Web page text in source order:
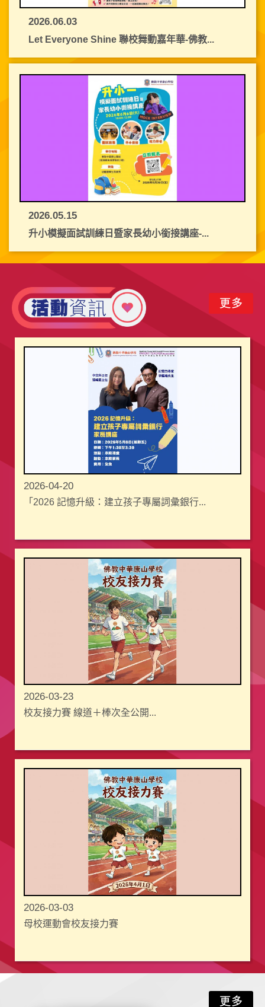
2026.06.03
Let Everyone Shine 聯校舞動嘉年華-佛教...
2026.05.15
升小模擬面試訓練日暨家長幼小銜接講座-...
2026-04-20
「2026 記憶升級：建立孩子專屬詞彙銀行...
2026-03-23
校友接力賽 線道＋棒次全公開...
2026-03-03
母校運動會校友接力賽